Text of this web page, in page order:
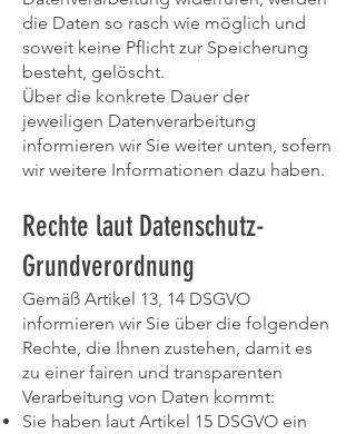
die Daten so rasch wie möglich und
soweit keine Pflicht zur Speicherung
besteht, gelöscht.
Über die konkrete Dauer der
jeweiligen Datenverarbeitung
informieren wir Sie weiter unten, sofern
wir weitere Informationen dazu haben.
Rechte laut Datenschutz-
Grundverordnung
Gemäß Artikel 13, 14 DSGVO
informieren wir Sie über die folgenden
Rechte, die Ihnen zustehen, damit es
zu einer fairen und transparenten
Verarbeitung von Daten kommt:
Sie haben laut Artikel 15 DSGVO ein